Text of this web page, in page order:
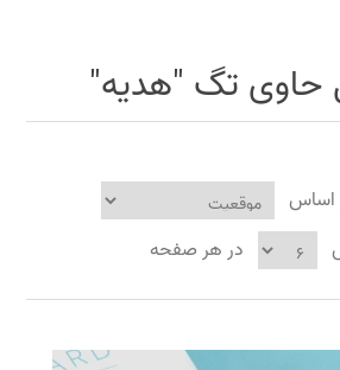
تگ "هدیه"
اساس
در هر صفحه